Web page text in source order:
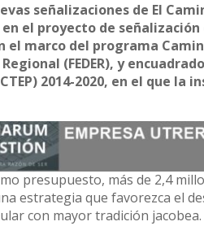
señalizaciones de El
el proyecto de
el marco del programa
(FEDER), y
2014-2020, en el que
presupuesto, más de 2,4
estrategia que favorezca el
con mayor tradición jacobea.